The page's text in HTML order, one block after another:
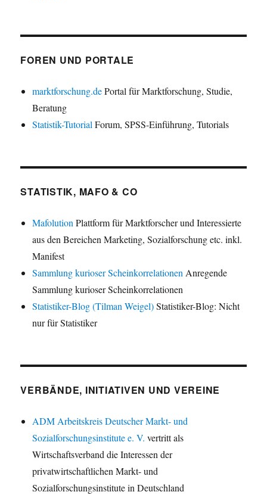
FOREN UND PORTALE
marktforschung.dePortal für Marktforschung, Studie,
Beratung
Statistik-Tutorial Forum, SPSS-Einführung, Tutorials
STATISTIK, MAFO & CO
Mafolution Plattform für Marktforscher und Interessierte
aus den Bereichen Marketing, Sozialforschung etc. inkl.
Manifest
Sammlung kurioser Scheinkorrelationen Anregende
Sammlung kurioser Scheinkorrelationen
Statistiker-Blog (Tilman Weigel)Statistiker-Blog: Nicht
nur für Statistiker
VERBÄNDE, INITIATIVEN UND VEREINE
ADM Arbeitskreis Deutscher Markt- und
Sozialforschungsinstitute e. V. vertritt als
Wirtschaftsverband die Interessen der
privatwirtschaftlichen Markt- und
Sozialforschungsinstitute in Deutschland